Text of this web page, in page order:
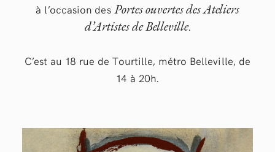
à l’occasion des Portes ouvertes des Ateliers
d’Artistes de Belleville.
C’est au 18 rue de Tourtille, métro Belleville, de
14 à 20h.